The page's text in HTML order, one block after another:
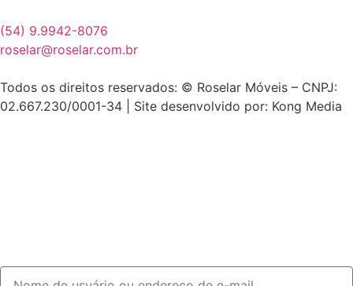
(54) 9.9942-8076
roselar@roselar.com.br
Todos os direitos reservados: © Roselar Móveis – CNPJ:
02.667.230/0001-34 | Site desenvolvido por: Kong Media